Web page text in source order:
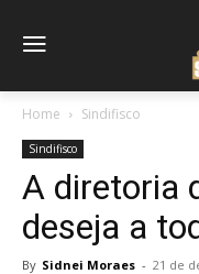
Home Sindifisco
Sindifisco
A diretoria
deseja a
By Sidnei Moraes - 21 de